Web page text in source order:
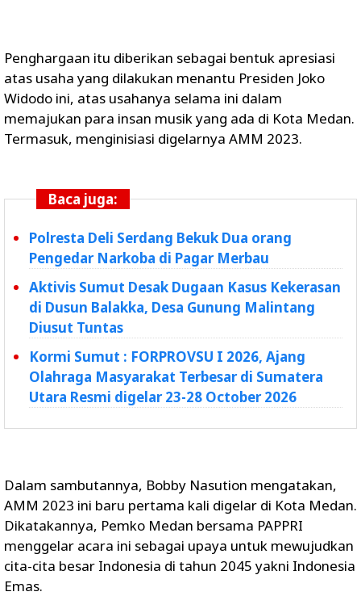
Penghargaan itu diberikan sebagai bentuk apresiasi
atas usaha yang dilakukan menantu Presiden Joko
Widodo ini, atas usahanya selama ini dalam
memajukan para insan musik yang ada di Kota Medan.
Termasuk, menginisiasi digelarnya AMM 2023.
Baca juga:
Polresta Deli Serdang Bekuk Dua orang
Pengedar Narkoba di Pagar Merbau
Aktivis Sumut Desak Dugaan Kasus Kekerasan
di Dusun Balakka, Desa Gunung Malintang
Diusut Tuntas
Kormi Sumut : FORPROVSU I 2026, Ajang
Olahraga Masyarakat Terbesar di Sumatera
Utara Resmi digelar 23-28 October 2026
Dalam sambutannya, Bobby Nasution mengatakan,
AMM 2023 ini baru pertama kali digelar di Kota Medan.
Dikatakannya, Pemko Medan bersama PAPPRI
menggelar acara ini sebagai upaya untuk mewujudkan
cita-cita besar Indonesia di tahun 2045 yakni Indonesia
Emas.